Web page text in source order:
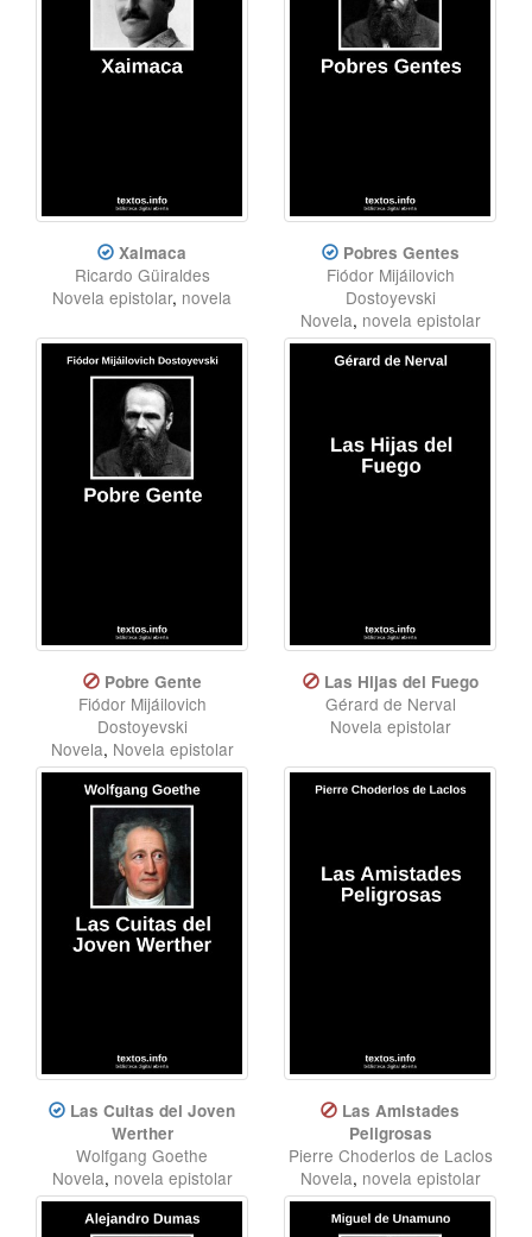
Xaimaca
Ricardo Güiraldes
Novela epistolar, novela
Pobres Gentes
Fiódor Mijáilovich
Dostoyevski
Novela, novela epistolar
Pobre Gente
Fiódor Mijáilovich
Dostoyevski
Novela, Novela epistolar
Las Hijas del Fuego
Gérard de Nerval
Novela epistolar
Las Cuitas del Joven
Werther
Wolfgang Goethe
Novela, novela epistolar
Las Amistades
Peligrosas
Pierre Choderlos de Laclos
Novela, novela epistolar